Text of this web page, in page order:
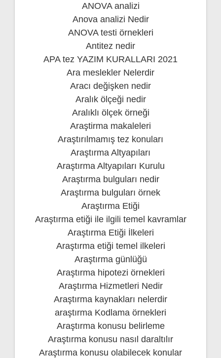
ANOVA analizi
Anova analizi Nedir
ANOVA testi örnekleri
Antitez nedir
APA tez YAZIM KURALLARI 2021
Ara meslekler Nelerdir
Aracı değişken nedir
Aralık ölçeği nedir
Aralıklı ölçek örneği
Araştirma makaleleri
Araştırılmamış tez konuları
Araştırma Altyapıları
Araştırma Altyapıları Kurulu
Araştırma bulguları nedir
Araştırma bulguları örnek
Araştırma Etiği
Araştırma etiği ile ilgili temel kavramlar
Araştırma Etiği İlkeleri
Araştırma etiği temel ilkeleri
Araştırma günlüğü
Araştırma hipotezi örnekleri
Araştırma Hizmetleri Nedir
Araştırma kaynakları nelerdir
araştırma Kodlama örnekleri
Araştırma konusu belirleme
Araştırma konusu nasıl daraltılır
Araştırma konusu olabilecek konular